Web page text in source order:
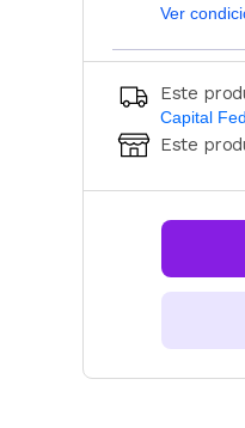
Ver
Este
Capital
Ingresá
Este